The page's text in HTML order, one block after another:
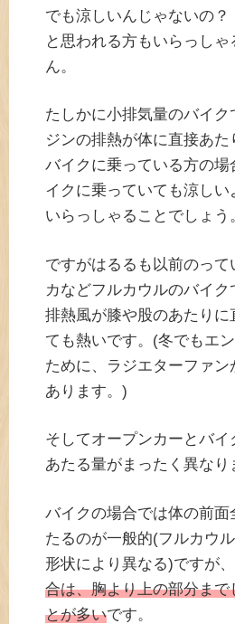
でも涼しいんじゃないの？
と思われる方もいらっし
ん。
たしかに小排気量のバイク
ジンの排熱が体に直接あ
バイクに乗っている方の
イクに乗っていても涼しい
いらっしゃることでしょう
ですがはるるも以前のって
カなどフルカウルのバイ
排熱風が膝や股のあたりに
ても熱いです。(冬でもエ
ために、ラジエターファン
あります。)
そしてオープンカーとバ
あたる量がまったく異なり
バイクの場合では体の前面
たるのが一般的(フルカウ
形状により異なる)ですが、
合は、胸より上の部分ま
とが多いです。